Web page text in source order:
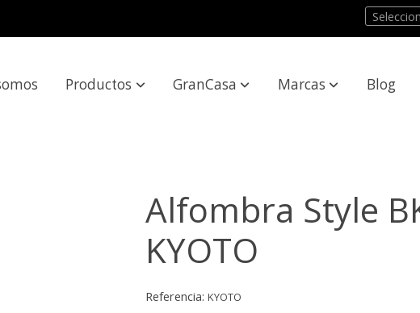
Productos GranCasa Marcas Blog
Alfombra Style
KYOTO
Referencia:KYOTO